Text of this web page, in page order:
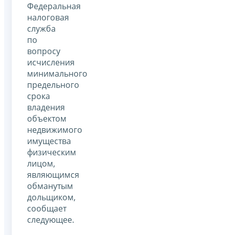
Федеральная
налоговая
служба
по
вопросу
исчисления
минимального
предельного
срока
владения
объектом
недвижимого
имущества
физическим
лицом,
являющимся
обманутым
дольщиком,
сообщает
следующее.